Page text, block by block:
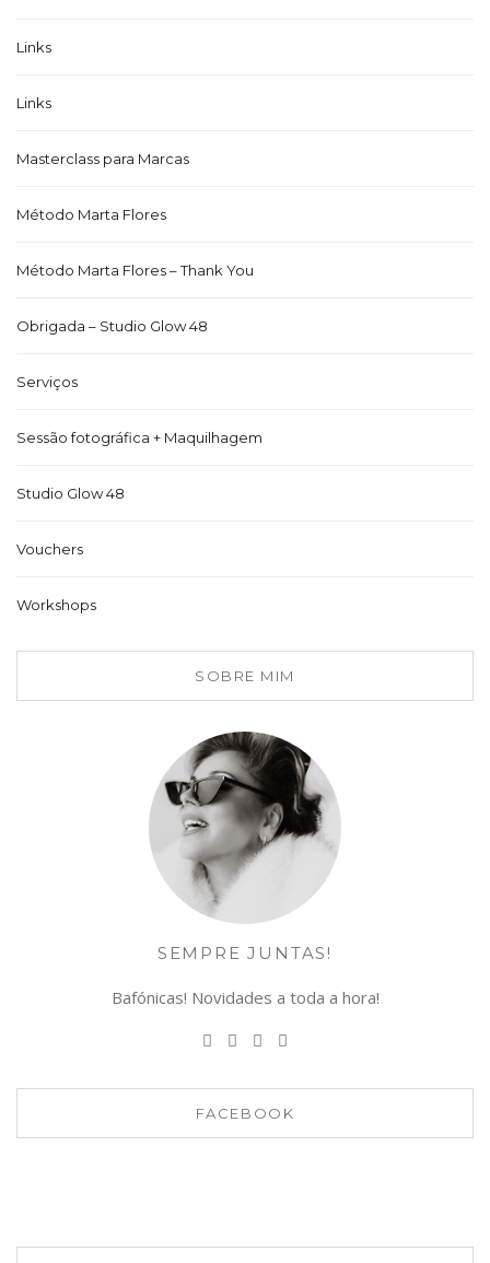
Links
Links
Masterclass para Marcas
Método Marta Flores
Método Marta Flores – Thank You
Obrigada – Studio Glow 48
Serviços
Sessão fotográfica + Maquilhagem
Studio Glow 48
Vouchers
Workshops
SOBRE MIM
SEMPRE JUNTAS!
Bafónicas! Novidades a toda a hora!
FACEBOOK